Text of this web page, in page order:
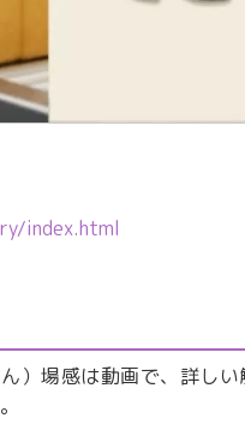
index.html
）場感は動画で、詳し